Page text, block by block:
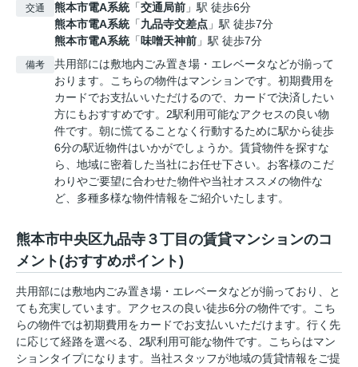
交通 熊本市電A系統「交通局前 」駅 徒歩6分
熊本市電A系統「九品寺交差点 」駅 徒歩7分
熊本市電A系統「 味噌天神前 」駅 徒歩7分
備考
共用部には敷地内ごみ置き場・エレベータなどが揃って
おります。こちらの物件はマンションです。初期費用を
カードでお支払いいただけるので、カードで決済したい
方にもおすすめです。2駅利用可能なアクセスの良い物
件です。朝に慌てることなく行動するために駅から徒歩
6分の駅近物件はいかがでしょうか。賃貸物件を探すな
ら、地域に密着した当社にお任せ下さい。お客様のこだ
わりやご要望に合わせた物件や当社オススメの物件な
ど、多種多様な物件情報をご紹介いたします。
熊本市中央区九品寺３丁目の賃貸マンションのコ
メント(おすすめポイント)
共用部には敷地内ごみ置き場・エレベータなどが揃っており、と
ても充実しています。アクセスの良い徒歩6分の物件です。こち
らの物件では初期費用をカードでお支払いいただけます。行く先
に応じて経路を選べる、2駅利用可能な物件です。こちらはマン
ションタイプになります。当社スタッフが地域の賃貸情報をご提